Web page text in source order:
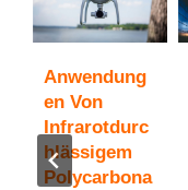
Anwendung
En Von
Infrarotdurc
Hlässigem
Polycarbona